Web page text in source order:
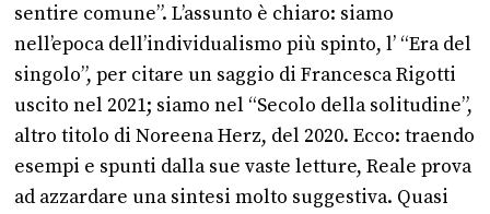
sentire comune”. L’assunto è chiaro: siamo
nell’epoca dell’individualismo più spinto, l’ “Era del
singolo”, per citare un saggio di Francesca Rigotti
uscito nel 2021; siamo nel “Secolo della solitudine”,
altro titolo di Noreena Herz, del 2020. Ecco: traendo
esempi e spunti dalla sue vaste letture, Reale prova
ad azzardare una sintesi molto suggestiva. Quasi